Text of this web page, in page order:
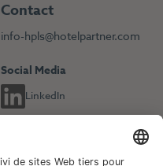
Contact
info-hpls@hotelpartner.com
Social Media
LinkedIn
Choisissez une autre langue